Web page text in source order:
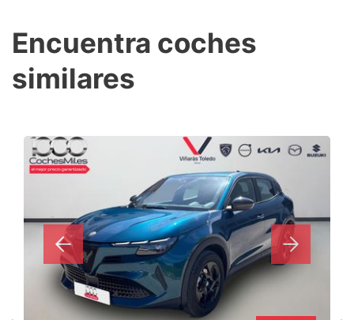
Encuentra coches
similares